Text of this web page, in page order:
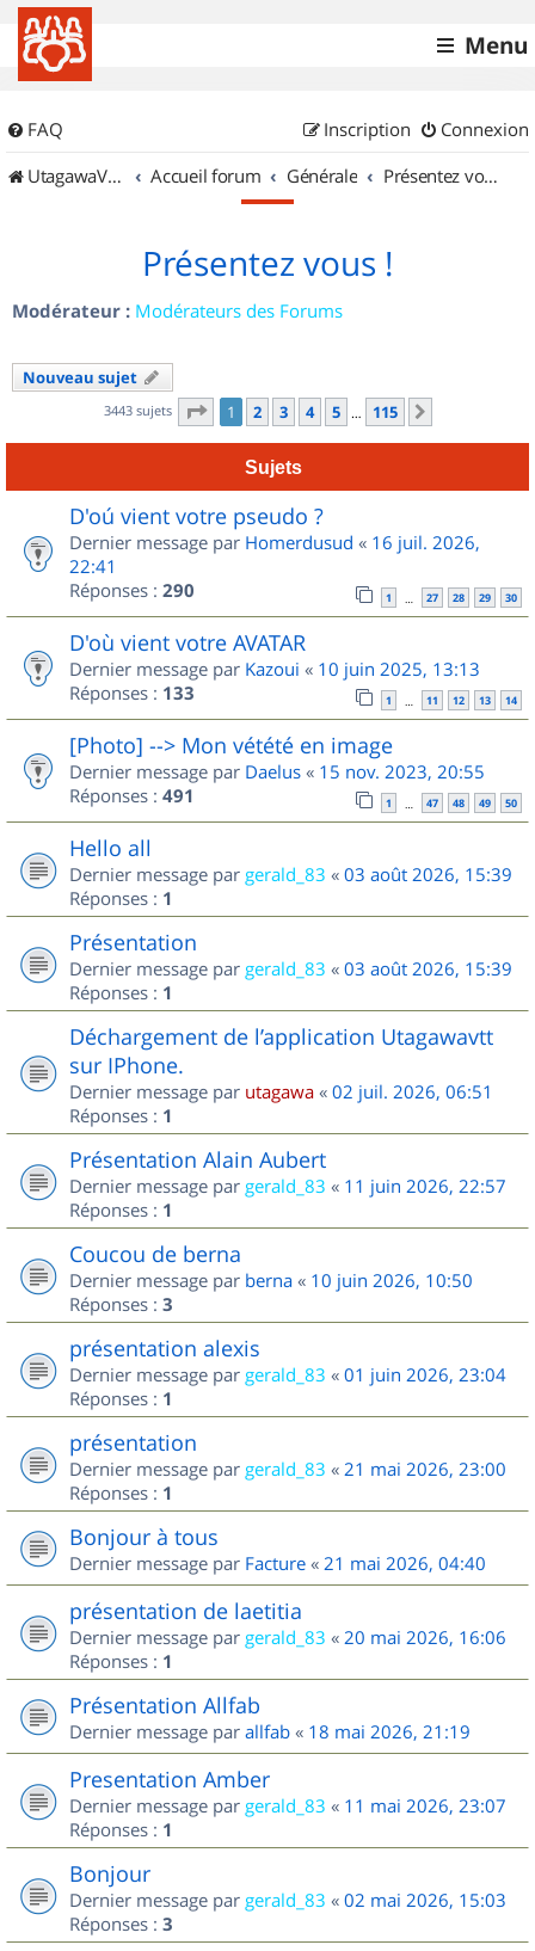
Menu
FAQ Connexion
Inscription
UtagawaVTT (Randos VTT et VTTAE avec traces GPS)
Accueil forum Générale Présentez vous !
Présentez vous !
Modérateur : Modérateurs des Forums
Nouveau sujet
3443 sujets Page 1sur 115
1 2 3 4 5 … 115
Sujets
D'oú vient votre pseudo ?
Dernier message par Homerdusud « 16 juil. 2026,
22:41
Réponses : 290 1 … 27 28 29 30
D'où vient votre AVATAR
Dernier message par Kazoui « 10 juin 2025, 13:13
Réponses : 133 1 … 11 12 13 14
[Photo] --> Mon vétété en image
Dernier message par Daelus « 15 nov. 2023, 20:55
Réponses : 491 1 … 47 48 49 50
Hello all
Dernier message par gerald_83 « 03 août 2026, 15:39
Réponses : 1
Présentation
Dernier message par gerald_83 « 03 août 2026, 15:39
Réponses : 1
Déchargement de l’application Utagawavtt
sur IPhone.
Dernier message par utagawa « 02 juil. 2026, 06:51
Réponses : 1
Présentation Alain Aubert
Dernier message par gerald_83 « 11 juin 2026, 22:57
Réponses : 1
Coucou de berna
Dernier message par berna « 10 juin 2026, 10:50
Réponses : 3
présentation alexis
Dernier message par gerald_83 « 01 juin 2026, 23:04
Réponses : 1
présentation
Dernier message par gerald_83 « 21 mai 2026, 23:00
Réponses : 1
Bonjour à tous
Dernier message par Facture « 21 mai 2026, 04:40
présentation de laetitia
Dernier message par gerald_83 « 20 mai 2026, 16:06
Réponses : 1
Présentation Allfab
Dernier message par allfab « 18 mai 2026, 21:19
Presentation Amber
Dernier message par gerald_83 « 11 mai 2026, 23:07
Réponses : 1
Bonjour
Dernier message par gerald_83 « 02 mai 2026, 15:03
Réponses : 3